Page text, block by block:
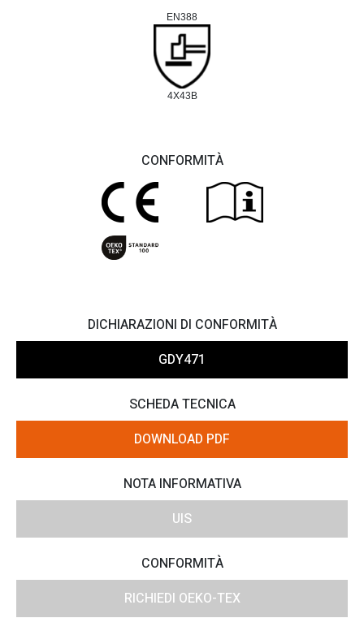
EN388
4X43B
CONFORMITÀ
DICHIARAZIONI DI CONFORMITÀ
GDY471
SCHEDA TECNICA
DOWNLOAD PDF
NOTA INFORMATIVA
UIS
CONFORMITÀ
RICHIEDI OEKO-TEX